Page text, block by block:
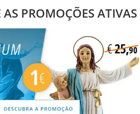
AS PROMOÇÕES ATIVAS